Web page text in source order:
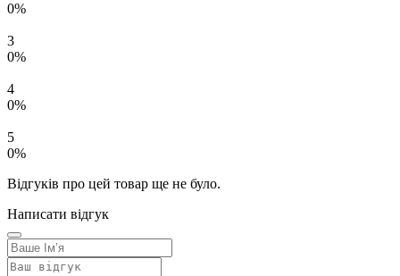
0%
3
0%
4
0%
5
0%
Відгуків про цей товар ще не було.
Написати відгук